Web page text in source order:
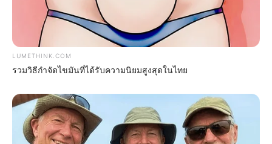
They're Unbearable! 9 Movie Characters You
Probably Remember
BRAINBERRIES
LUMETHINK.COM
รวมวิธีกำจัดไขมันที่ได้รับความนิยมสูงสุดในไทย